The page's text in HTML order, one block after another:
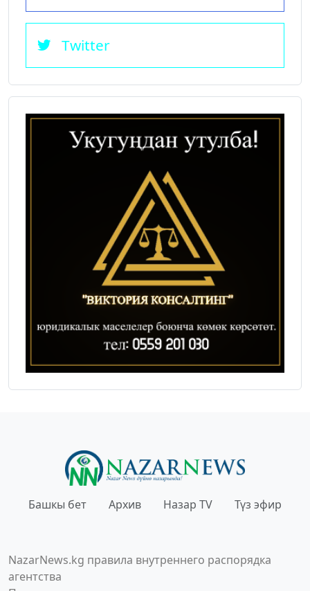
Twitter
Башкы бет Архив Назар TV Түз эфир
NazarNews.kg правила внутреннего распорядка
агентства